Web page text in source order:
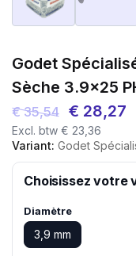
Godet
Sèche 3.9×25
€35,54 Le
prix
initial
était :
€ 35,54.
€ 28,27
Excl. btw € 23,36
Variant: Godet Spécialisé
Choisissez votre
Diamètre
3,9 mm